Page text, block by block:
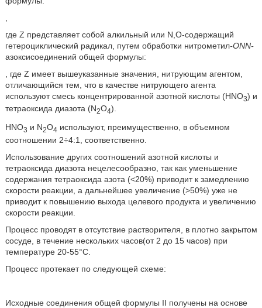
где Z представляет собой алкильный или N,O-содержащий
гетероциклический радикал, путем обработки нитрометил-ONN-
азоксисоединений общей формулы:
, где Z имеет вышеуказанные значения, нитрующим агентом,
отличающийся тем, что в качестве нитрующего агента
используют смесь концентрированной азотной кислоты (HNO3) и
тетраоксида диазота (N2O4).
HNO3 и N2O4 используют, преимущественно, в объемном
соотношении 2÷4:1, соответственно.
Использование других соотношений азотной кислоты и
тетраоксида диазота нецелесообразно, так как уменьшение
содержания тетраоксида азота (<20%) приводит к замедлению
скорости реакции, а дальнейшее увеличение (>50%) уже не
приводит к повышению выхода целевого продукта и увеличению
скорости реакции.
Процесс проводят в отсутствие растворителя, в плотно закрытом
сосуде, в течение нескольких часов(от 2 до 15 часов) при
температуре 20-55°C.
Процесс протекает по следующей схеме:
Исходные соединения общей формулы II получены на основе